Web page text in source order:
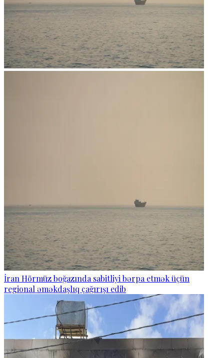
İran Hörmüz boğazında sabitliyi bərpa etmək üçün
regional əməkdaşlıq çağırışı edib